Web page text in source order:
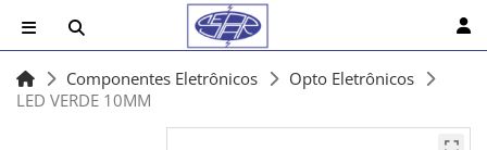
Componentes Eletrônicos
Opto Eletrônicos
LED VERDE 10MM